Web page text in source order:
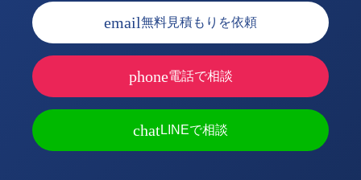
email無料見積もりを依頼
phone電話で相談
chatLINEで相談